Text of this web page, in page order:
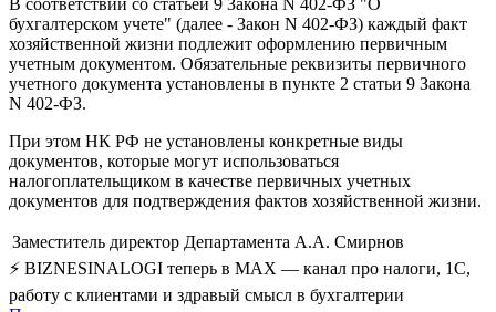
бухгалтерском учете" (далее - Закон N 402-ФЗ) каждый факт
хозяйственной жизни подлежит оформлению первичным
учетным документом. Обязательные реквизиты первичного
учетного документа установлены в пункте 2 статьи 9 Закона
N 402-ФЗ.
При этом НК РФ не установлены конкретные виды
документов, которые могут использоваться
налогоплательщиком в качестве первичных учетных
документов для подтверждения фактов хозяйственной жизни.
Заместитель директор Департамента А.А. Смирнов
⚡ BIZNESINALOGI теперь в MAX — канал про налоги, 1С,
работу с клиентами и здравый смысл в бухгалтерии